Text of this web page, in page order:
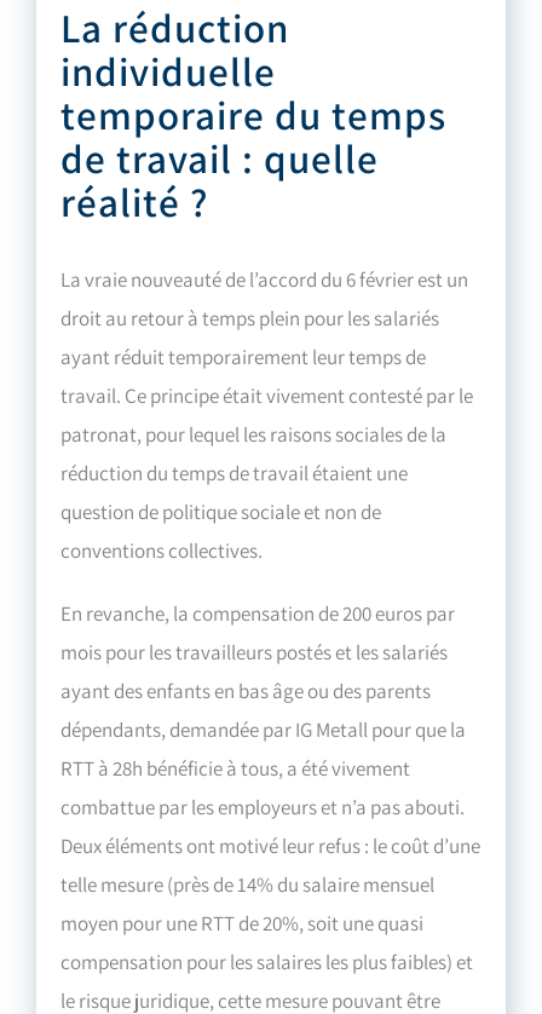
La réduction
individuelle
temporaire du temps
de travail : quelle
réalité ?
La vraie nouveauté de l’accord du 6 février est un
droit au retour à temps plein pour les salariés
ayant réduit temporairement leur temps de
travail. Ce principe était vivement contesté par le
patronat, pour lequel les raisons sociales de la
réduction du temps de travail étaient une
question de politique sociale et non de
conventions collectives.
En revanche, la compensation de 200 euros par
mois pour les travailleurs postés et les salariés
ayant des enfants en bas âge ou des parents
dépendants, demandée par IG Metall pour que la
RTT à 28h bénéficie à tous, a été vivement
combattue par les employeurs et n’a pas abouti.
Deux éléments ont motivé leur refus : le coût d’une
telle mesure (près de 14% du salaire mensuel
moyen pour une RTT de 20%, soit une quasi
compensation pour les salaires les plus faibles) et
le risque juridique, cette mesure pouvant être